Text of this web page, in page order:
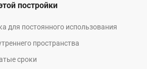
постройки
для постоянного использования
пространства
сроки